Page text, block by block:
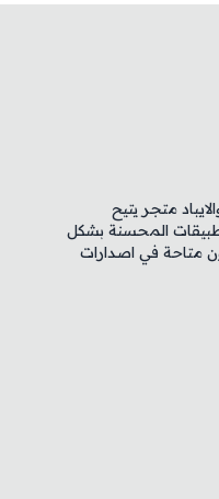
متجر يتيح
المحسنة بشكل
متاحة في اصدارات